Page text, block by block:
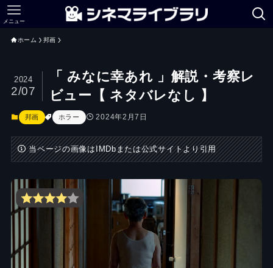
メニュー
ホーム 邦画
「 みなに幸あれ 」解説・考察レ
ビュー【 ネタバレなし 】
2024
2/07
邦画 ホラー 2024年2月7日
当ページの画像はIMDbまたは公式サイトより引用